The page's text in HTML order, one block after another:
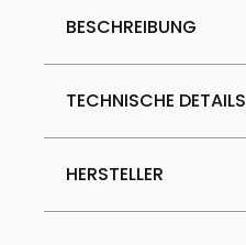
BESCHREIBUNG
TECHNISCHE DETAILS
HERSTELLER